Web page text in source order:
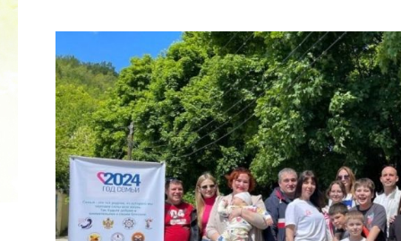
2022 ГОД ПРОВОЗГЛАШЕН ГОДОМ
МАТЕРИ В ЯКУТИИ
19.12.2021